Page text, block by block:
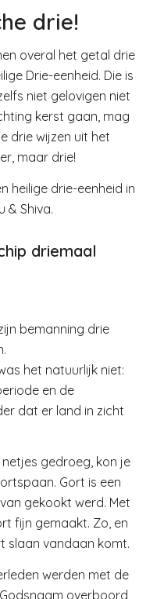
drie!
overal het getal drie
Drie-eenheid. Die is
niet gelovigen niet
kerst gaan, mag
drie wijzen uit het
maar drie!
heilige drie-eenheid in
& Shiva.
driemaal
bemanning drie
het natuurlijk niet:
en de
dat er land in zicht
gedroeg, kon je
Gort is een
gekookt werd. Met
fijn gemaakt. Zo, en
slaan vandaan komt.
werden met de
overboord